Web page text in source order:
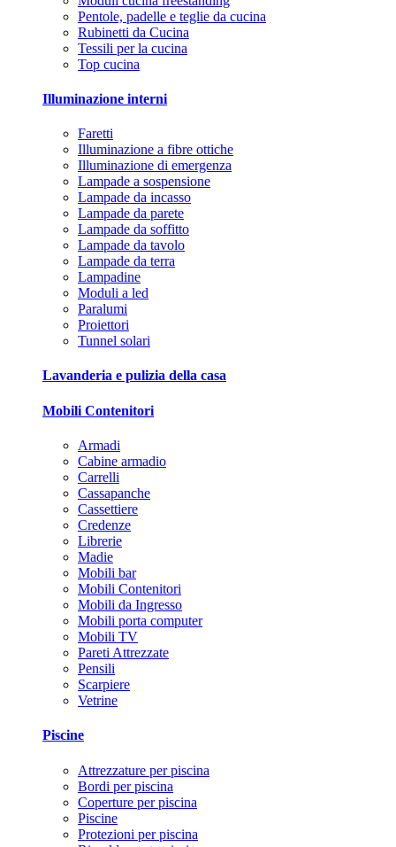
Pentole, padelle e teglie da cucina
Rubinetti da Cucina
Tessili per la cucina
Top cucina
Illuminazione interni
Faretti
Illuminazione a fibre ottiche
Illuminazione di emergenza
Lampade a sospensione
Lampade da incasso
Lampade da parete
Lampade da soffitto
Lampade da tavolo
Lampade da terra
Lampadine
Moduli a led
Paralumi
Proiettori
Tunnel solari
Lavanderia e pulizia della casa
Mobili Contenitori
Armadi
Cabine armadio
Carrelli
Cassapanche
Cassettiere
Credenze
Librerie
Madie
Mobili bar
Mobili Contenitori
Mobili da Ingresso
Mobili porta computer
Mobili TV
Pareti Attrezzate
Pensili
Scarpiere
Vetrine
Piscine
Attrezzature per piscina
Bordi per piscina
Coperture per piscina
Piscine
Protezioni per piscina